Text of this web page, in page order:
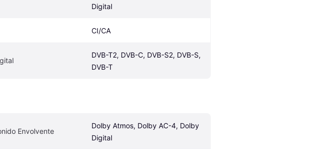
Digital
CI/CA
DVB-T2, DVB-C, DVB-S2, DVB-S,
DVB-T
Envolvente
Dolby Atmos, Dolby AC-4, Dolby
Digital